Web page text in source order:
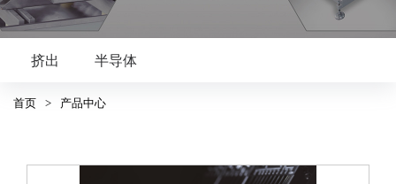
挤出 半导体
首页 > 产品中心